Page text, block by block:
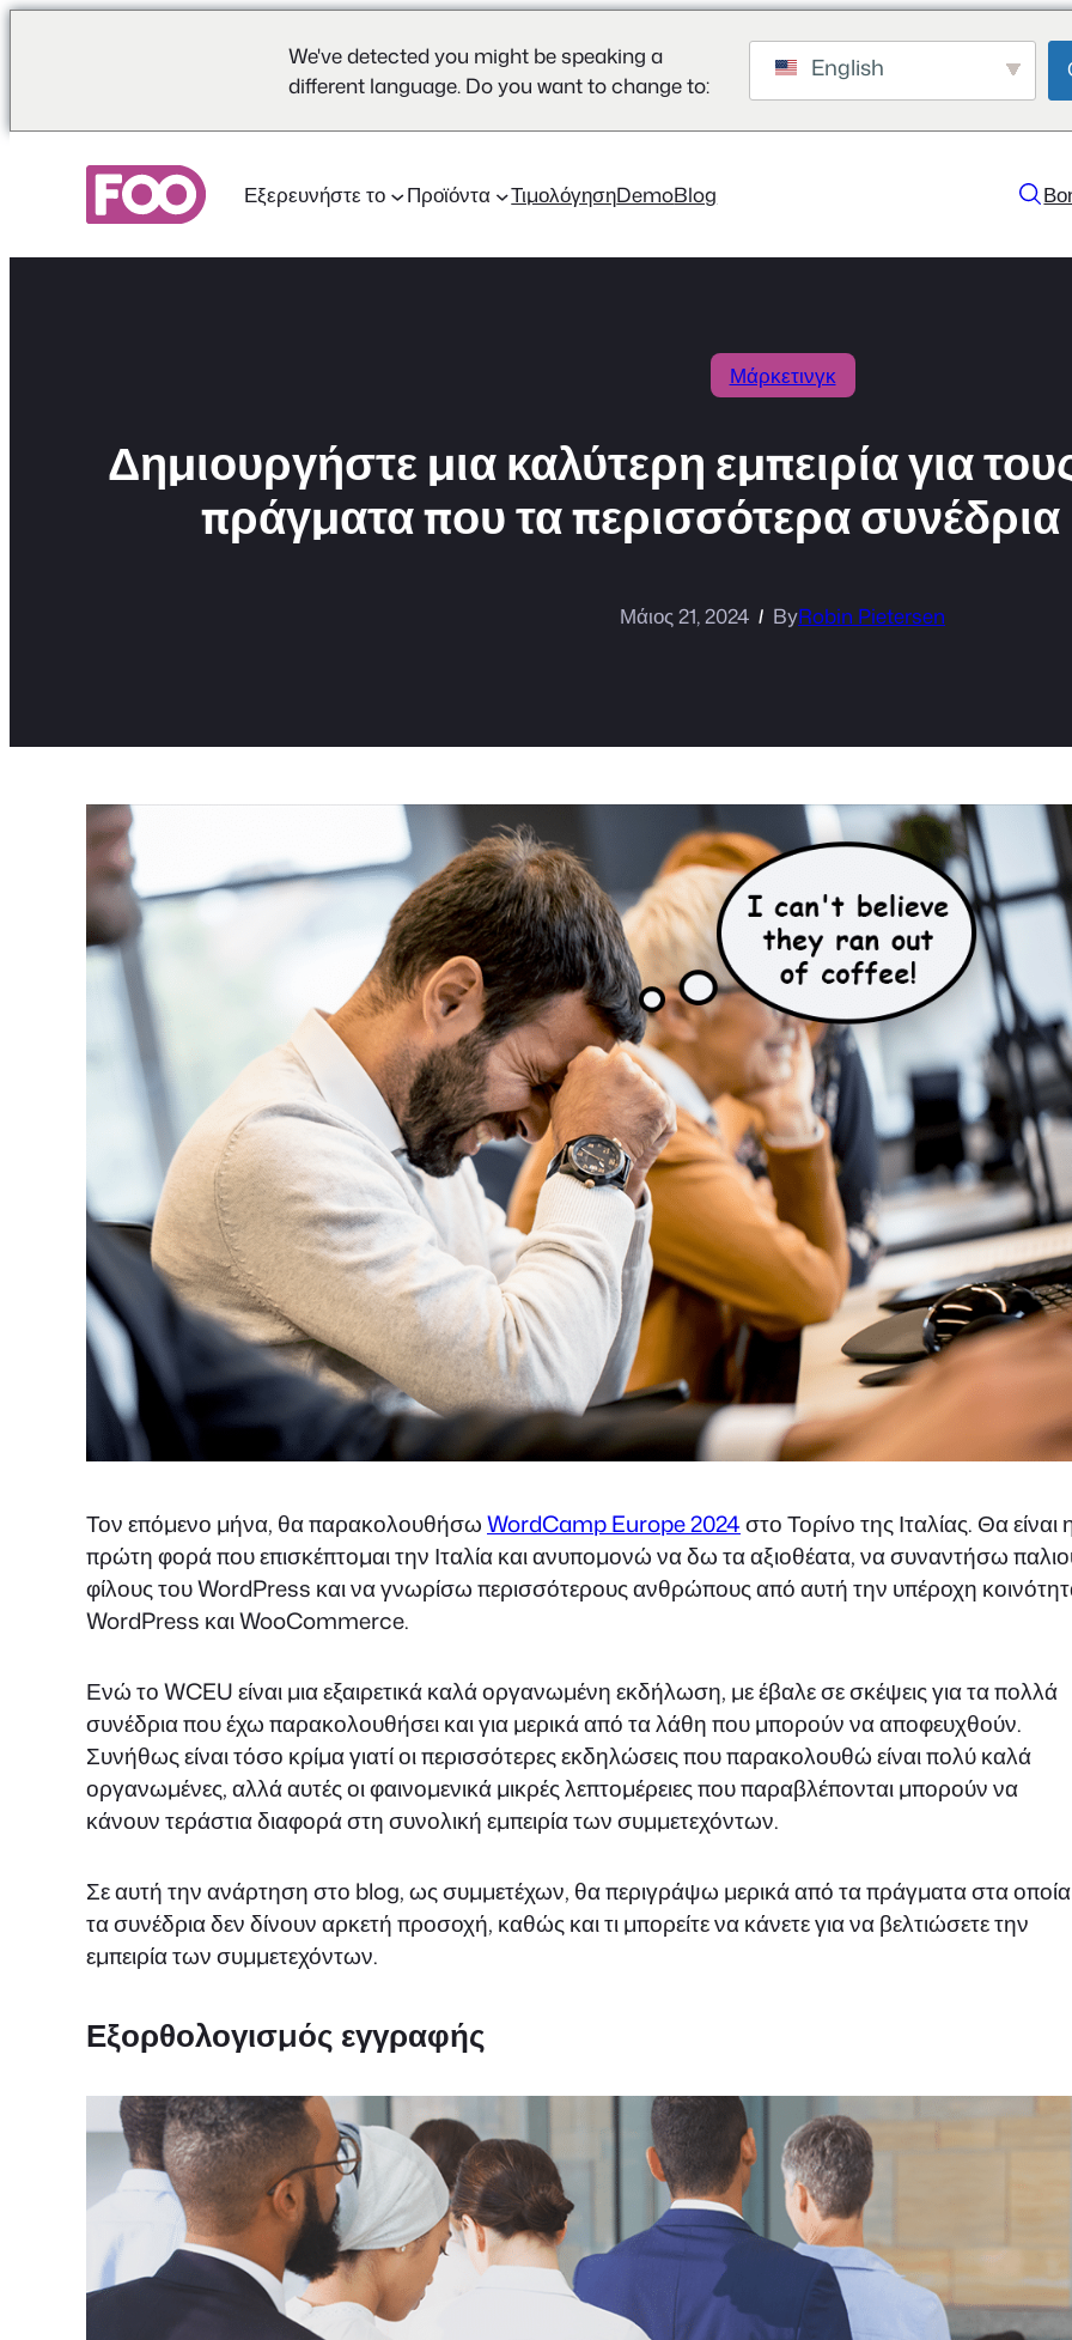
We've detected you might be speaking a
different language. Do you want to change to:
English
περιεχόμενο
Εξερευνήστε το Προϊόντα ΤιμολόγησηDemoBlog
Μάρκετινγκ
Δημιουργήστε μια καλύτερη εμπειρία για
πράγματα που τα περισσότερα
Μάιος 21, 2024 ByRobin Pietersen
Τον επόμενο μήνα, θα παρακολουθήσωWordCamp Europe 2024στο Τορίνο της Ιταλίας. Θα είναι
πρώτη φορά που επισκέπτομαι την Ιταλία και ανυπομονώ να δω τα αξιοθέατα, να συναντήσω
φίλους του WordPress και να γνωρίσω περισσότερους ανθρώπους από αυτή την υπέροχη
WordPress και WooCommerce.
Ενώ το WCEU είναι μια εξαιρετικά καλά οργανωμένη εκδήλωση, με έβαλε σε σκέψεις για τα πολλά
συνέδρια που έχω παρακολουθήσει και για μερικά από τα λάθη που μπορούν να αποφευχθούν.
Συνήθως είναι τόσο κρίμα γιατί οι περισσότερες εκδηλώσεις που παρακολουθώ είναι πολύ καλά
οργανωμένες, αλλά αυτές οι φαινομενικά μικρές λεπτομέρειες που παραβλέπονται μπορούν να
κάνουν τεράστια διαφορά στη συνολική εμπειρία των συμμετεχόντων.
Σε αυτή την ανάρτηση στο blog, ως συμμετέχων, θα περιγράψω μερικά από τα πράγματα στα οποία
τα συνέδρια δεν δίνουν αρκετή προσοχή, καθώς και τι μπορείτε να κάνετε για να βελτιώσετε την
εμπειρία των συμμετεχόντων.
Εξορθολογισμός εγγραφής